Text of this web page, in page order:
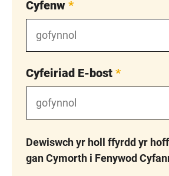
Cyfenw *
Cyfeiriad E-bost *
Dewiswch yr holl ffyrdd yr
gan Cymorth i Fenywod